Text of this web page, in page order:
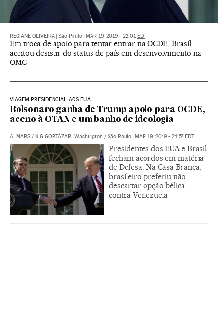
REGIANE OLIVEIRA São Paulo MAR 19, 2019 - 22:01 EDT
Em troca de apoio para tentar entrar na OCDE, Brasil
aceitou desistir do status de país em desenvolvimento na
OMC
VIAGEM PRESIDENCIAL AOS EUA
Bolsonaro ganha de Trump apoio para OCDE,
aceno à OTAN e um banho de ideologia
A. MARS / N.G GORTÁZAR Washington / São Paulo MAR 19, 2019 - 21:57 EDT
Presidentes dos EUA e Brasil
fecham acordos em matéria
de Defesa. Na Casa Branca,
brasileiro preferiu não
descartar opção bélica
contra Venezuela